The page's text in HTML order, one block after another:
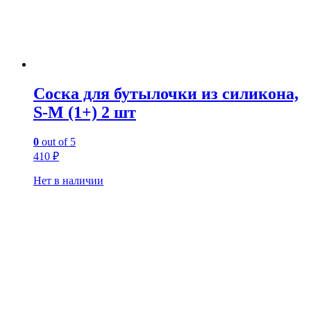
Соска для бутылочки из силикона,
S-M (1+) 2 шт
0 out of 5
410 ₽
Нет в наличии